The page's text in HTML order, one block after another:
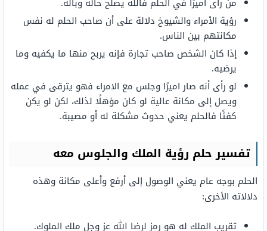
رؤية الأمراء والشيوخ دلالة على أن صاحب الحلم له نفس
مكانتهم بين الناس.
إذا كان الشخص صاحب تجارة فإنه يربح منها ما يكفيه وما
يرضيه.
لو رأى أنه صار اميرًا وجلس مع الامراء فهو يترقى في عمله
ويصل إلى مكانة عالية لو كان مؤهلًا لذلك، لكن لو يكن
كفئًا فالحلم يعني حدوث مشكلة له أو مصيبة.
تفسير حلم رؤية الملك والجلوس معه
الحلم بوجه عام يعني الوصول إلى أرفع وأعلى مكانة وهذه
دلالاته الأخرى:
تقريب الملك له هو رمز لرضا الله عز وجل ملك الملوك.